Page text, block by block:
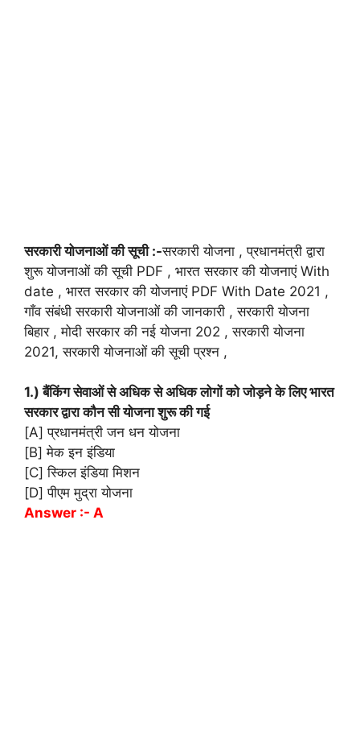
सरकारी योजनाओं की सूची :-सरकारी योजना , प्रधानमंत्री द्वारा
शुरू योजनाओं की सूची PDF , भारत सरकार की योजनाएं With
date , भारत सरकार की योजनाएं PDF With Date 2021 ,
गाँव संबंधी सरकारी योजनाओं की जानकारी , सरकारी योजना
बिहार , मोदी सरकार की नई योजना 202 , सरकारी योजना
2021, सरकारी योजनाओं की सूची प्रश्न ,
1.) बैंकिंग सेवाओं से अधिक से अधिक लोगों को जोड़ने के लिए भारत
सरकार द्वारा कौन सी योजना शुरू की गई
[A] प्रधानमंत्री जन धन योजना
[B] मेक इन इंडिया
[C] स्किल इंडिया मिशन
[D] पीएम मुद्रा योजना
Answer :- A